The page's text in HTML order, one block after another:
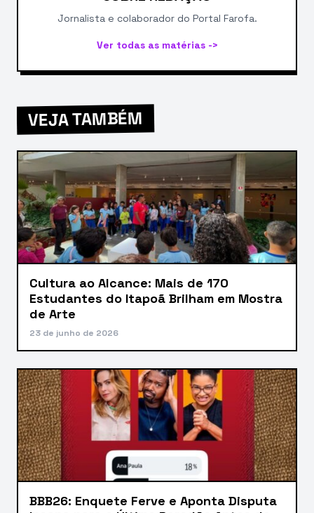
Jornalista e colaborador do Portal Farofa.
Ver todas as matérias ->
VEJA TAMBÉM
Cultura ao Alcance: Mais de 170
Estudantes do Itapoã Brilham em Mostra
de Arte
23 de junho de 2026
BBB26: Enquete Ferve e Aponta Disputa